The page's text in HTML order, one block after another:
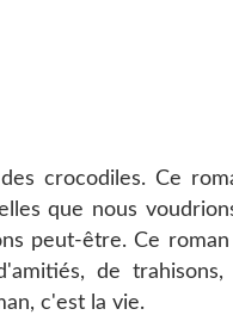
crocodiles. Ce
que nous
peut-être. Ce
de trahisons,
c'est la vie.